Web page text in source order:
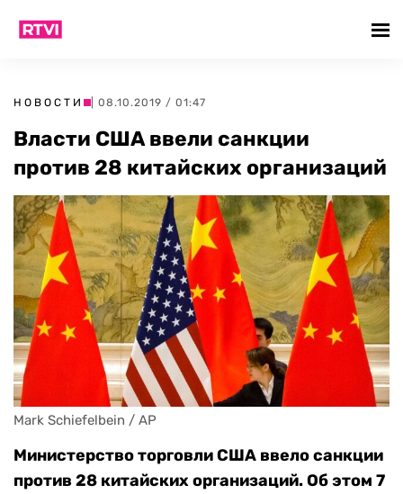
НОВОСТИ | 08.10.2019 / 01:47
Власти США ввели санкции
против 28 китайских организаций
Mark Schiefelbein / AP
Министерство торговли США ввело санкции
против 28 китайских организаций. Об этом 7